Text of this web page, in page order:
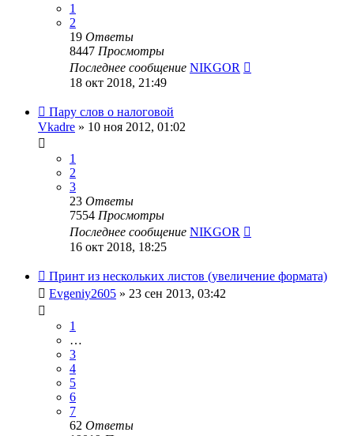
1
2
19 Ответы
8447 Просмотры
Последнее сообщение NIKGOR
18 окт 2018, 21:49
Пару слов о налоговой
Vkadre » 10 ноя 2012, 01:02
1
2
3
23 Ответы
7554 Просмотры
Последнее сообщение NIKGOR
16 окт 2018, 18:25
Принт из нескольких листов (увеличение формата)
Evgeniy2605 » 23 сен 2013, 03:42
1
…
3
4
5
6
7
62 Ответы